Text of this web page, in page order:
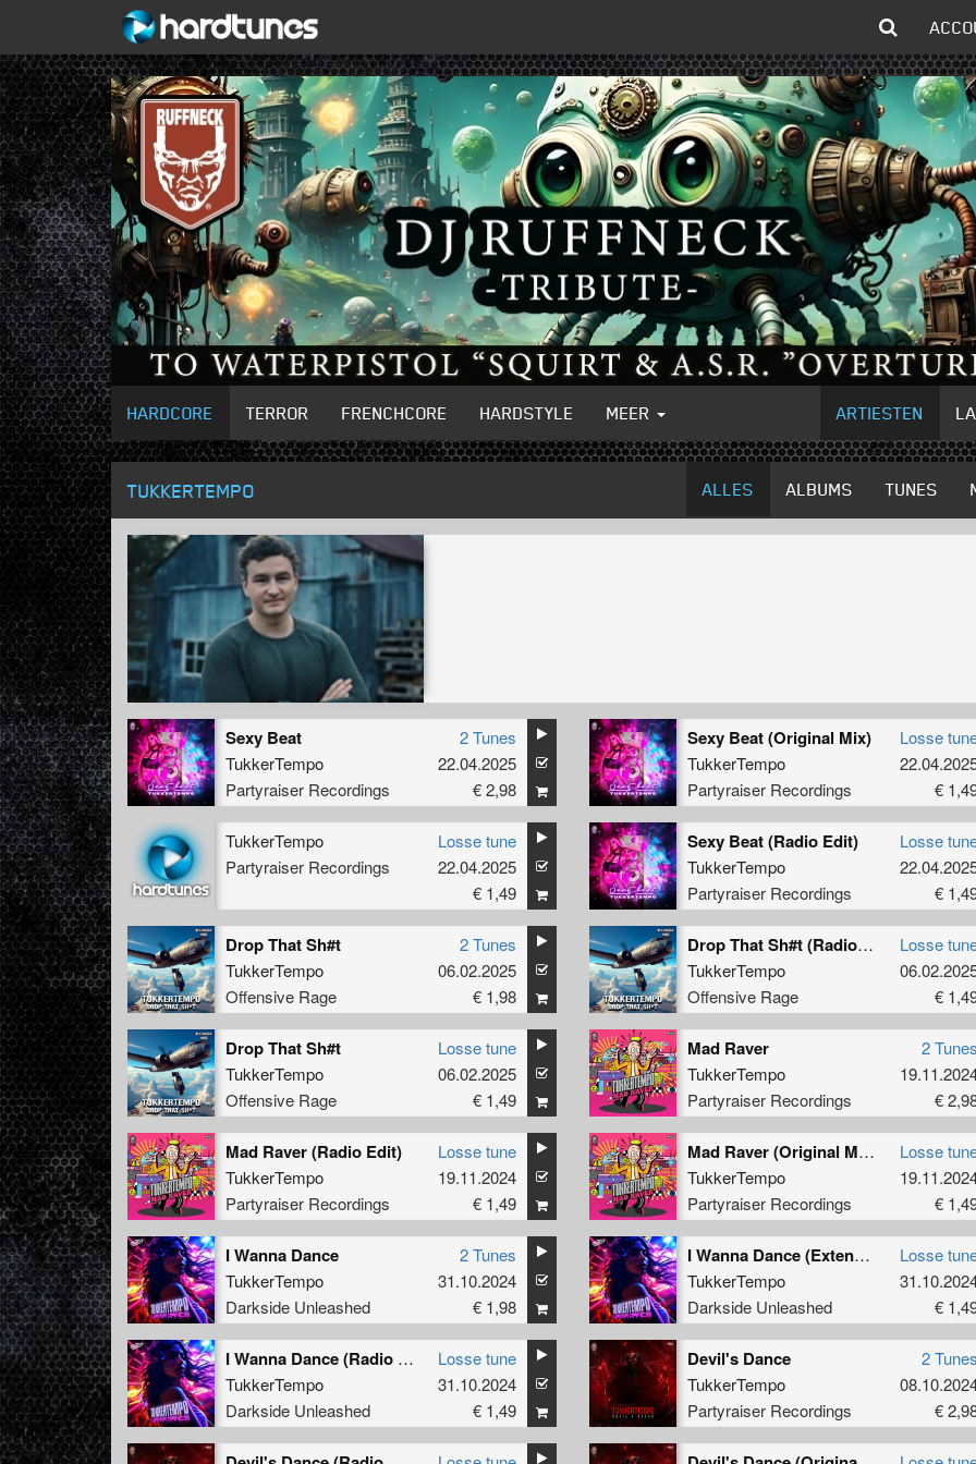
HARDCORE TERROR FRENCHCORE HARDSTYLE MEER ARTIESTEN
TUKKERTEMPO ALLES ALBUMS TUNES
Sexy Beat
TukkerTempo
Partyraiser Recordings
2 Tunes
22.04.2025
€ 2,98
Sexy Beat (Original Mix)
TukkerTempo
Partyraiser Recordings
Losse
€
TukkerTempo
Partyraiser Recordings
Losse tune
22.04.2025
€ 1,49
Sexy Beat (Radio Edit)
TukkerTempo
Partyraiser Recordings
Losse
€
Drop That Sh#t
TukkerTempo
Offensive Rage
2 Tunes
06.02.2025
€ 1,98
Drop That Sh#t (Radio Edit)
TukkerTempo
Offensive Rage
Losse
€
Drop That Sh#t
TukkerTempo
Offensive Rage
Losse tune
06.02.2025
€ 1,49
Mad Raver
TukkerTempo
Partyraiser Recordings
2
€
Mad Raver (Radio Edit)
TukkerTempo
Partyraiser Recordings
Losse tune
19.11.2024
€ 1,49
Mad Raver (Original Mix)
TukkerTempo
Partyraiser Recordings
Losse
€
I Wanna Dance
TukkerTempo
Darkside Unleashed
2 Tunes
31.10.2024
€ 1,98
I Wanna Dance (Extended Mix)
TukkerTempo
Darkside Unleashed
Losse
€
I Wanna Dance (Radio Edit)
TukkerTempo
Darkside Unleashed
Losse tune
31.10.2024
€ 1,49
Devil's Dance
TukkerTempo
Partyraiser Recordings
2
€